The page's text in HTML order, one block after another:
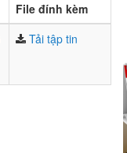
File đính kèm
Tải tập tin